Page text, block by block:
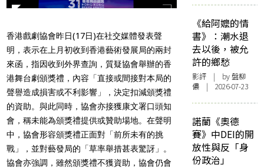
香港戲劇協會昨日(17日)在社交媒體發表聲
明，表示在上月初收到香港藝術發展局的兩封
來函，指因收到外界查詢，質疑協會舉辦的香
港舞台劇頒獎禮，內容「直接或間接對本局的
聲譽造成損害或不利影響」，決定扣減頒獎禮
的資助。與此同時，協會亦接獲康文署口頭知
會，稱未能為頒獎禮提供或贊助場地。在聲明
中，協會形容頒獎禮正面對「前所未有的挑
戰」，並對藝發局的「草率舉措甚表驚訝」。
協會亦強調，雖然頒獎禮不獲資助，協會仍會
《給阿嬤的情
書》：潮水退
去以後，被允
許的鄉愁
影評 | by 盤柳
儂 | 2026-07-23
諾蘭《奧德
賽》中DEI的開
放性與反「身
份政治」